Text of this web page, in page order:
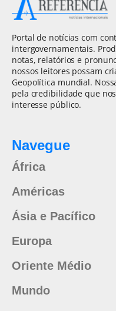
Portal de notícias com
intergovernamentais.
notas, relatórios e
nossos leitores possam
Geopolítica mundial.
pela credibilidade que
interesse público.
Navegue
África
Américas
Ásia e Pacífico
Europa
Oriente Médio
Mundo